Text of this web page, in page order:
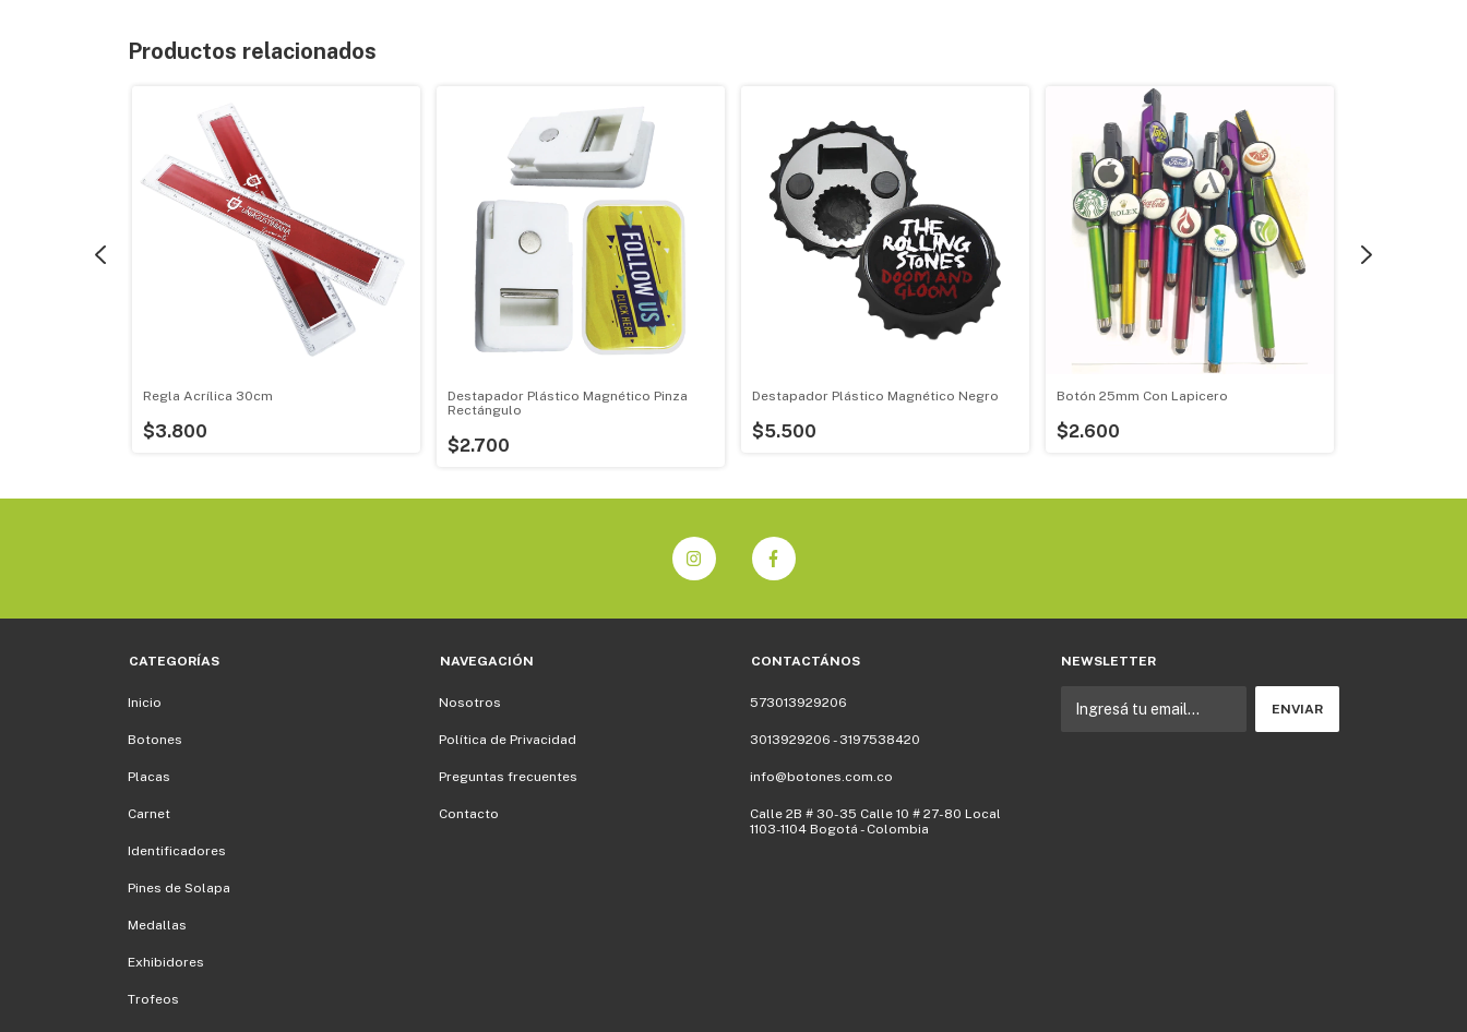
Productos relacionados
Regla Acrílica 30cm
$3.800
Destapador Plástico Magnético Pinza
Rectángulo
$2.700
Destapador Plástico Magnético Negro
$5.500
Botón 25mm Con Lapicero
$2.600
CATEGORÍAS
Inicio
Botones
Placas
Carnet
Identificadores
Pines de Solapa
Medallas
Exhibidores
Trofeos
NAVEGACIÓN
Nosotros
Política de Privacidad
Preguntas frecuentes
Contacto
CONTACTÁNOS
573013929206
3013929206 - 3197538420
info@botones.com.co
Calle 2B # 30-35 Calle 10 # 27-80 Local
1103-1104 Bogotá - Colombia
NEWSLETTER